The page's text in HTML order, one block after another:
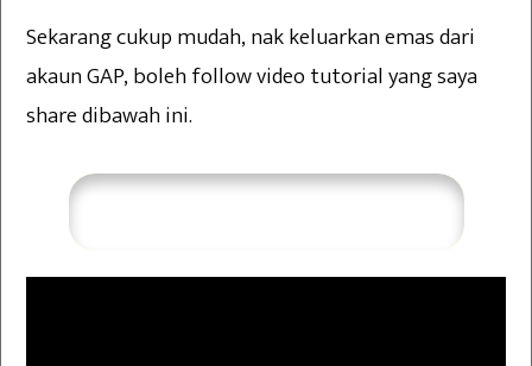
Sekarang cukup mudah, nak keluarkan emas dari
akaun GAP, boleh follow video tutorial yang saya
share dibawah ini.